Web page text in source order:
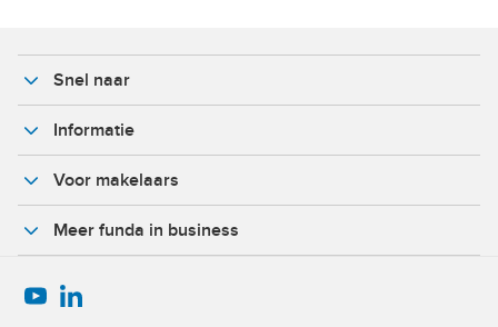
Snel naar
Informatie
Voor makelaars
Meer funda in business